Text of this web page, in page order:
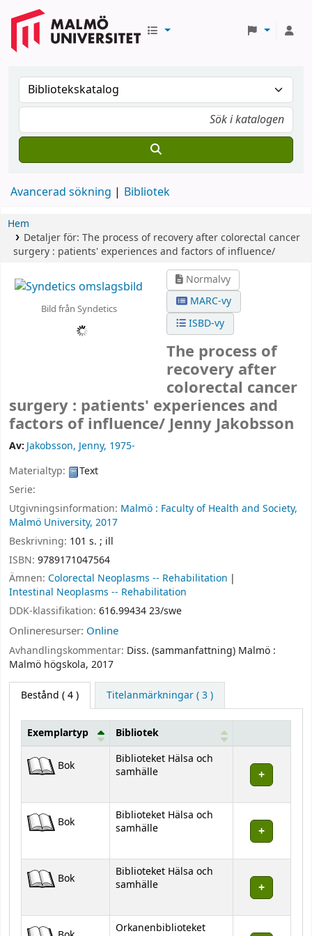
Avancerad sökning Bibliotek
Hem
Detaljer för: The process of recovery after colorectal cancer
surgery : patients' experiences and factors of influence/
Bild från Syndetics
Normalvy
MARC-vy
ISBD-vy
The process of
recovery after
colorectal cancer
surgery : patients' experiences and
factors of influence/ Jenny Jakobsson
Av:Jakobsson, Jenny, 1975-
Materialtyp:
Text
Serie:
Utgivningsinformation: Malmö : Faculty of Health and Society,
Malmö University, 2017
Beskrivning: 101 s. ; ill
ISBN: 9789171047564
Ämnen: Colorectal Neoplasms -- Rehabilitation
Intestinal Neoplasms -- Rehabilitation
DDK-klassifikation: 616.99434 23/swe
Onlineresurser: Online
Avhandlingskommentar: Diss. (sammanfattning) Malmö :
Malmö högskola, 2017
Bestånd ( 4 ) Titelanmärkningar ( 3 )
Bestånd
Exemplartyp Bibliotek
Bok
Biblioteket Hälsa och
samhälle
Bok
Biblioteket Hälsa och
samhälle
Bok
Biblioteket Hälsa och
samhälle
Orkanenbiblioteket